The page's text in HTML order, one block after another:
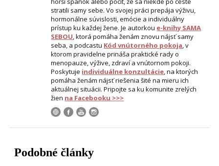
stratili samy sebe. Vo svojej práci prepája výživu,
hormonálne súvislosti, emócie a individuálny
prístup ku každej žene. Je autorkou e-knihy SAMA
SEBOU, ktorá pomáha ženám znovu nájsť samy
seba, a podcastu Kód vnútorného pokoja, v
ktorom pravidelne prináša praktické rady o
menopauze, výžive, zdraví a vnútornom pokoji.
Poskytuje individuálne konzultácie, na ktorých
pomáha ženám nájsť riešenia šité na mieru ich
aktuálnej situácii. Pripojte sa ku komunite zrelých
žien na Facebooku >>>
Podobné články